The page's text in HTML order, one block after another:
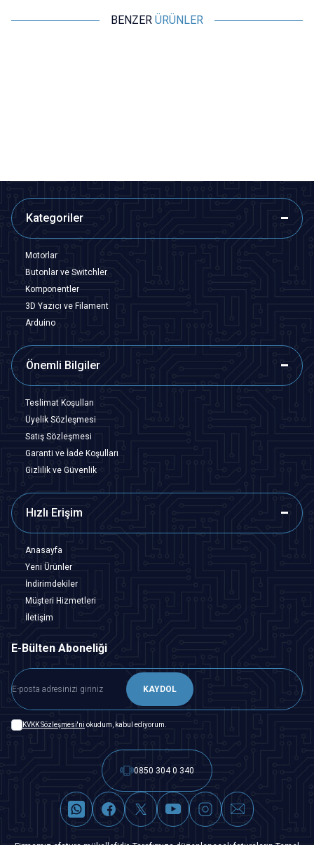
BENZER ÜRÜNLER
Kategoriler
Motorlar
Butonlar ve Switchler
Komponentler
3D Yazıcı ve Filament
Arduino
Önemli Bilgiler
Teslimat Koşulları
Üyelik Sözleşmesi
Satış Sözleşmesi
Garanti ve İade Koşulları
Gizlilik ve Güvenlik
Hızlı Erişim
Anasayfa
Yeni Ürünler
İndirimdekiler
Müşteri Hizmetleri
İletişim
E-Bülten Aboneliği
KAYDOL
KVKK Sözleşmesi'ni okudum, kabul ediyorum.
0850 304 0 340